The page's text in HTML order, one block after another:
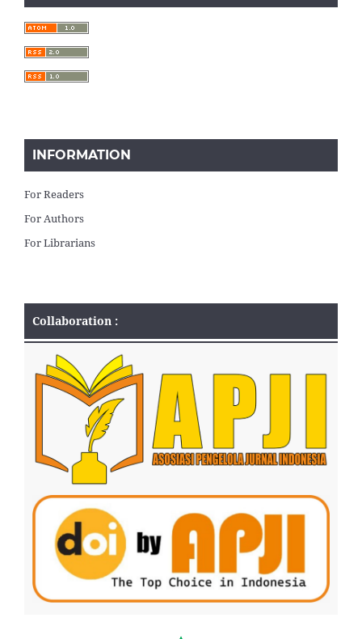
INFORMATION
For Readers
For Authors
For Librarians
Collaboration :